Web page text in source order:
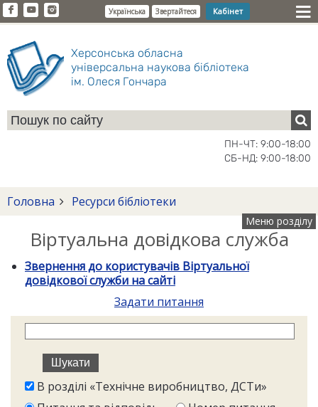
Українська Звертайтеся Кабінет
Херсонська обласна
універсальна наукова бібліотека
ім. Олеся Гончара
ПН-ЧТ: 9:00-18:00
СБ-НД: 9:00-18:00
Головна Ресурси бібліотеки
Меню розділу
Віртуальна довідкова служба
Звернення до користувачів Віртуальної
довідкової служби на сайті
Задати питання
В розділі «Технічне виробництво, ДСТи»